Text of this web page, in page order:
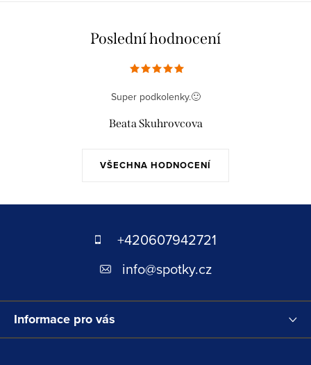
Poslední hodnocení
VŠECHNA HODNOCENÍ
Super podkolenky.🙂
Beata Skuhrovcova
t
+420607942721
info@spotky.cz
Informace pro vás